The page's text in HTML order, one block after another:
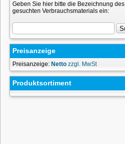
Geben Sie hier bitte die Bezeichnung des
gesuchten Verbrauchsmaterials ein:
Preisanzeige
Preisanzeige: Netto zzgl. MwSt
Produktsortiment